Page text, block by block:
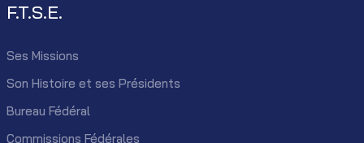
F.T.S.E.
Ses Missions
Son Histoire et ses Présidents
Bureau Fédéral
Commissions Fédérales